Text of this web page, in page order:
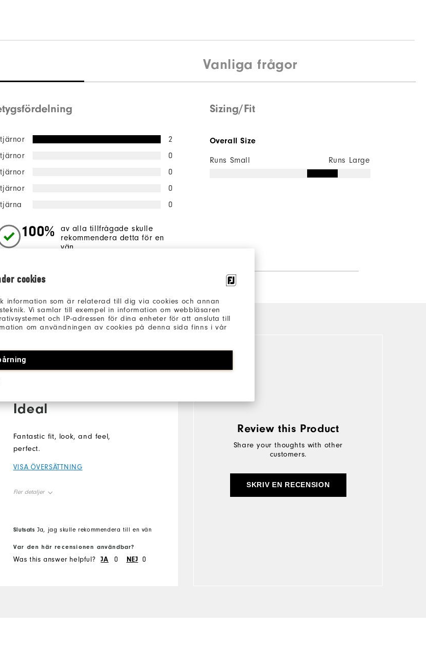
cookies
information som är relaterad till dig via cookies och annan
Vi samlar till exempel in information om webbläsaren
och IP-adressen för dina enheter för att ansluta till
om användningen av cookies på denna sida finns i vår
Vanliga frågor
2
0
0
0
0
100%
av alla tillfrågade skulle
rekommendera detta för en
vän.
Sizing/Fit
Overall Size
Runs Small Runs Large
Ideal
Christopher
Fantastic fit, look, and feel,
perfect.
VISA ÖVERSÄTTNING
Fler detaljer
Slutsats Ja, jag skulle rekommendera till en vän
Var den här recensionen användbar?
Was this answer helpful? JA 0 NEJ 0
Review this Product
Share your thoughts with other
customers.
SKRIV EN RECENSION